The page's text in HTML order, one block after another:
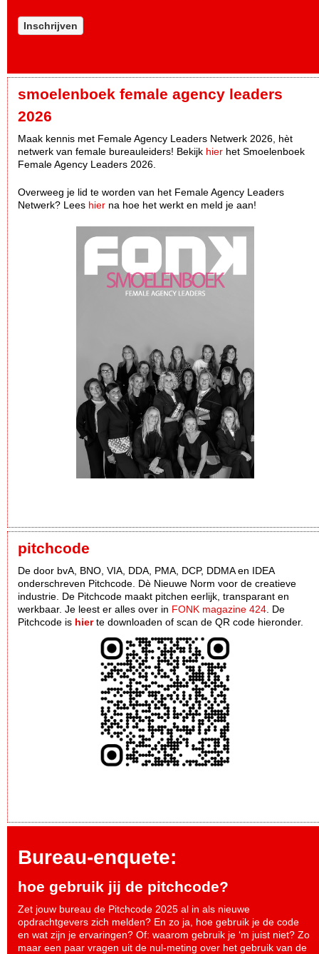
Inschrijven
smoelenboek female agency leaders
2026
Maak kennis met Female Agency Leaders Netwerk 2026, hèt
netwerk van female bureauleiders! Bekijk hier het Smoelenboek
Female Agency Leaders 2026.
Overweeg je lid te worden van het Female Agency Leaders
Netwerk? Lees hier na hoe het werkt en meld je aan!
pitchcode
De door bvA, BNO, VIA, DDA, PMA, DCP, DDMA en IDEA
onderschreven Pitchcode. Dè Nieuwe Norm voor de creatieve
industrie. De Pitchcode maakt pitchen eerlijk, transparant en
werkbaar. Je leest er alles over in FONK magazine 424 . De
Pitchcode is hierte downloaden of scan de QR code hieronder.
Bureau-enquete:
hoe gebruik jij de pitchcode?
Zet jouw bureau de Pitchcode 2025 al in als nieuwe
opdrachtgevers zich melden? En zo ja, hoe gebruik je de code
en wat zijn je ervaringen? Of: waarom gebruik je ‘m juist niet? Zo
maar een paar vragen uit de nul-meting over het gebruik van de